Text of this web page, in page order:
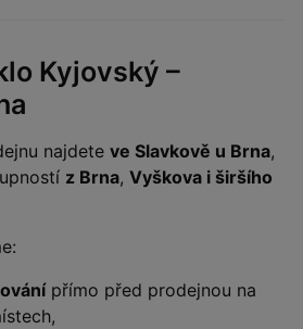
Kyjovský –
najdete ve Slavkově u Brna,
z Brna, Vyškova i širšího
přímo před prodejnou na